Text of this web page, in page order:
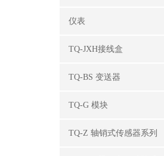
仪表
TQ-JXH接线盒
TQ-BS 变送器
TQ-G 模块
TQ-Z 轴销式传感器系列